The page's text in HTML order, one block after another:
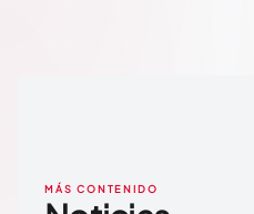
MÁS CONTENIDO